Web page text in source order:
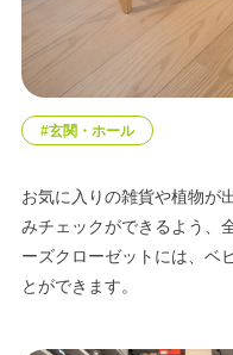
#玄関・ホール
お気に入りの雑貨や植物が
みチェックができるよう、
ーズクローゼットには、ベ
とができます。